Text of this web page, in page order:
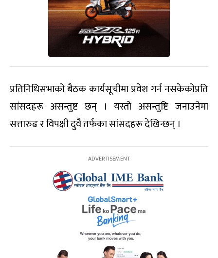
प्रतिनिधिसभाको बैठक कार्यसूचीमा प्रवेश गर्न नसकेकोप्रति
सांसदहरू असन्तुष्ट छन् । यस्तो असन्तुष्टि जनाउनेमा
सत्तारुढ र विपक्षी दुवै तर्फका सांसदहरू देखिन्छन् ।